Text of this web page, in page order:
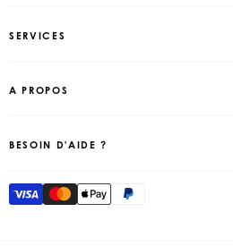
SERVICES
A PROPOS
BESOIN D'AIDE ?